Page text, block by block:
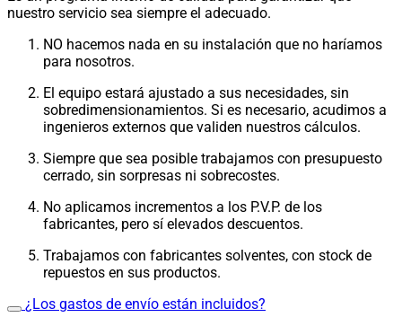
nuestro servicio sea siempre el adecuado.
NO hacemos nada en su instalación que no haríamos
para nosotros.
El equipo estará ajustado a sus necesidades, sin
sobredimensionamientos. Si es necesario, acudimos a
ingenieros externos que validen nuestros cálculos.
Siempre que sea posible trabajamos con presupuesto
cerrado, sin sorpresas ni sobrecostes.
No aplicamos incrementos a los P.V.P. de los
fabricantes, pero sí elevados descuentos.
Trabajamos con fabricantes solventes, con stock de
repuestos en sus productos.
¿Los gastos de envío están incluidos?